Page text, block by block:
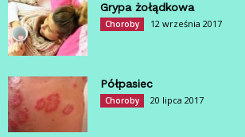
Grypa żołądkowa
Choroby 12 września 2017
Półpasiec
Choroby 20 lipca 2017